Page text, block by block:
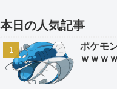
本日の人気記事
ポケモ
ｗｗｗ